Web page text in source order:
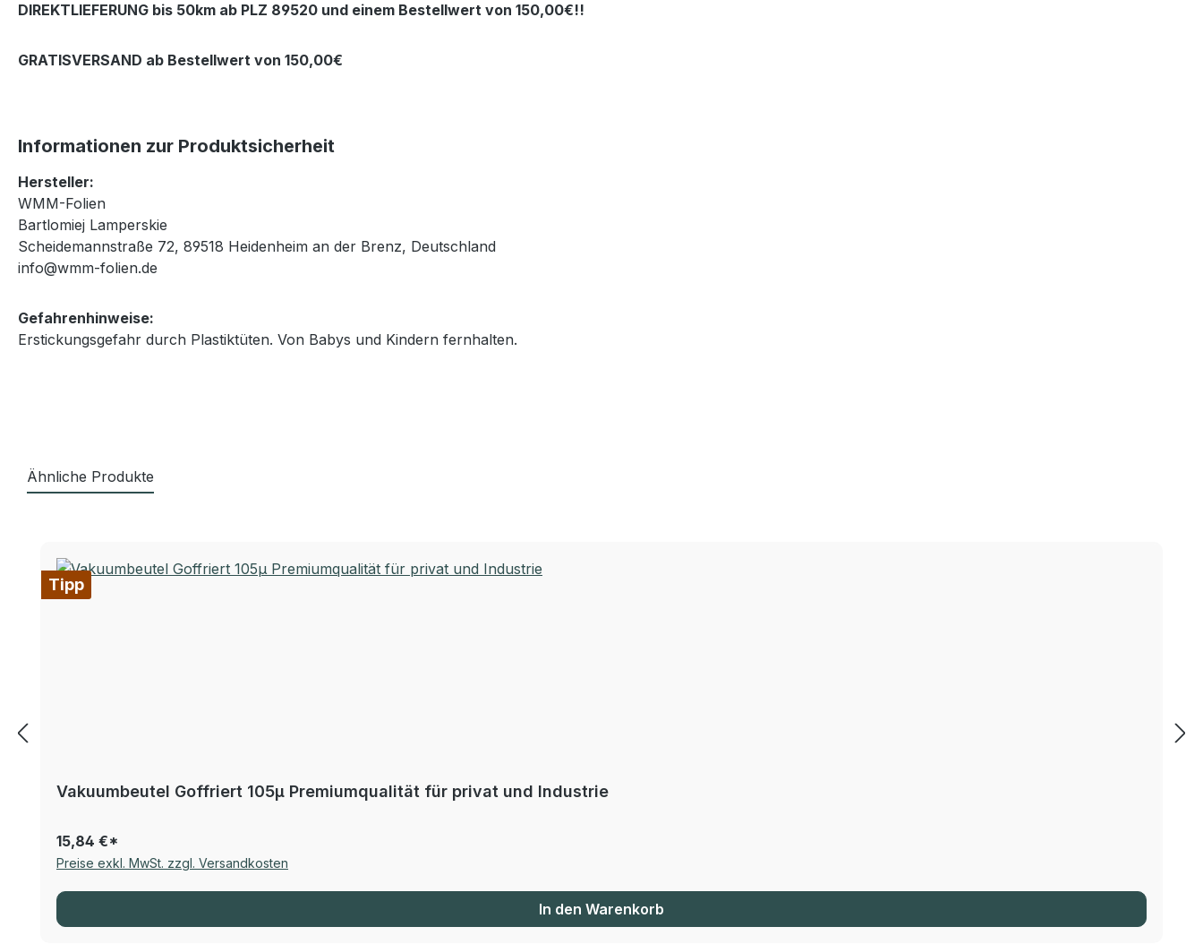
DIREKTLIEFERUNG bis 50km ab PLZ 89520 und einem Bestellwert von 150,00€!!
GRATISVERSAND ab Bestellwert von 150,00€
Informationen zur Produktsicherheit
Hersteller:
WMM-Folien
Bartlomiej Lamperskie
Scheidemannstraße 72, 89518 Heidenheim an der Brenz, Deutschland
info@wmm-folien.de
Gefahrenhinweise:
Erstickungsgefahr durch Plastiktüten. Von Babys und Kindern fernhalten.
Ähnliche Produkte
Tipp
Vakuumbeutel Goffriert 105µ Premiumqualität für privat und Industrie
15,84 €*
Preise exkl. MwSt. zzgl. Versandkosten
In den Warenkorb